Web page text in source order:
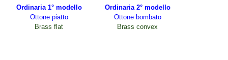
Ordinaria 1° modello
Ordinaria 2° modello
Ottone piatto
Ottone bombato
Brass flat
Brass convex